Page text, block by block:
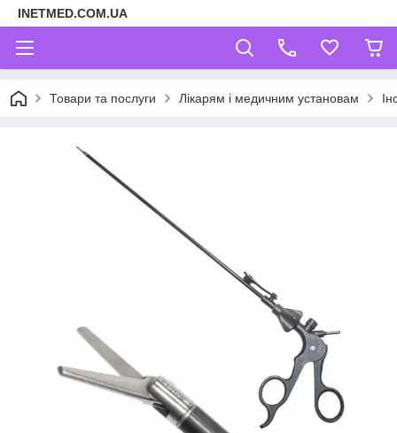
INETMED.COM.UA
Товари та послуги Лікарям і медичним установам